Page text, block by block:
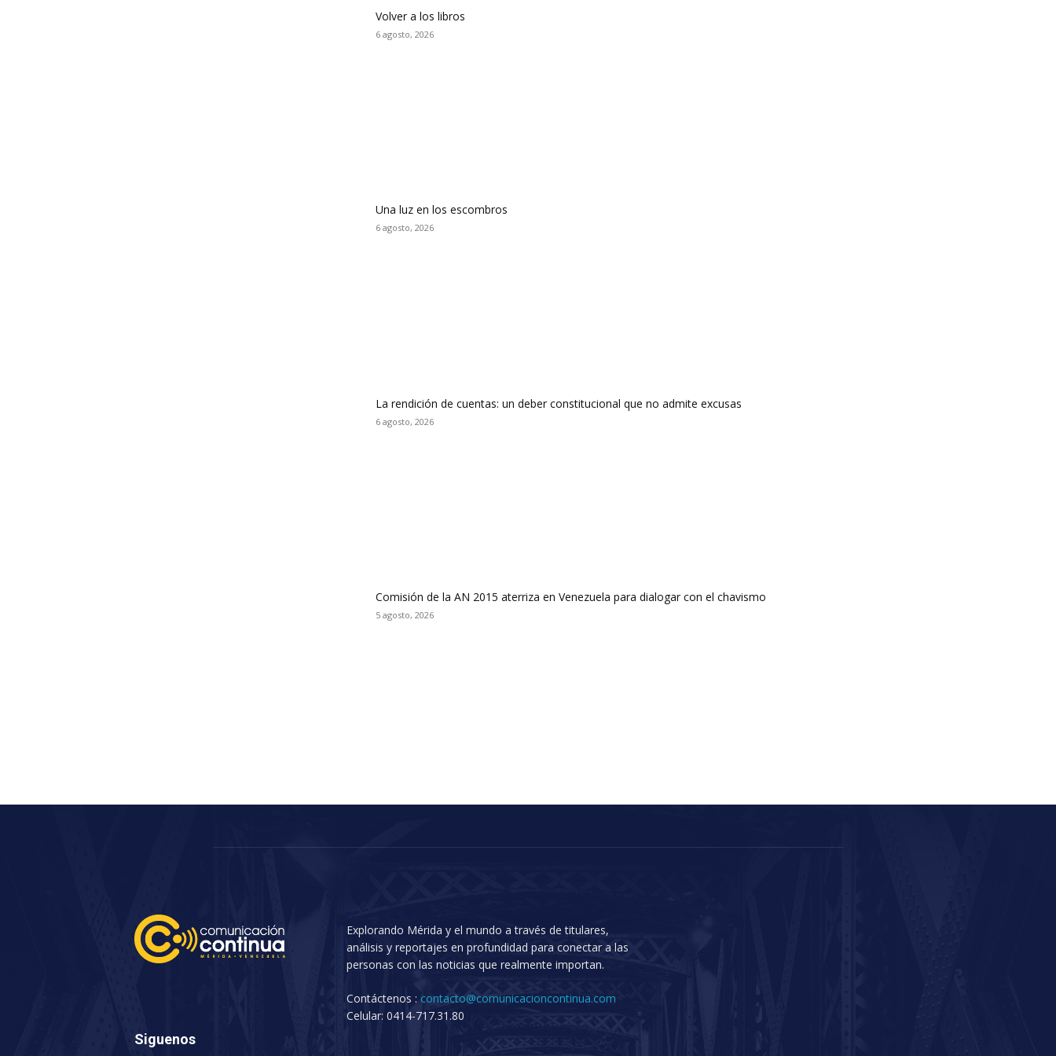
Volver a los libros
6 agosto, 2026
Una luz en los escombros
6 agosto, 2026
La rendición de cuentas: un deber constitucional que no admite excusas
6 agosto, 2026
Comisión de la AN 2015 aterriza en Venezuela para dialogar con el chavismo
5 agosto, 2026
Explorando Mérida y el mundo a través de titulares,
análisis y reportajes en profundidad para conectar a las
personas con las noticias que realmente importan.
Contáctenos : contacto@comunicacioncontinua.com
Celular: 0414-717.31.80
Siguenos